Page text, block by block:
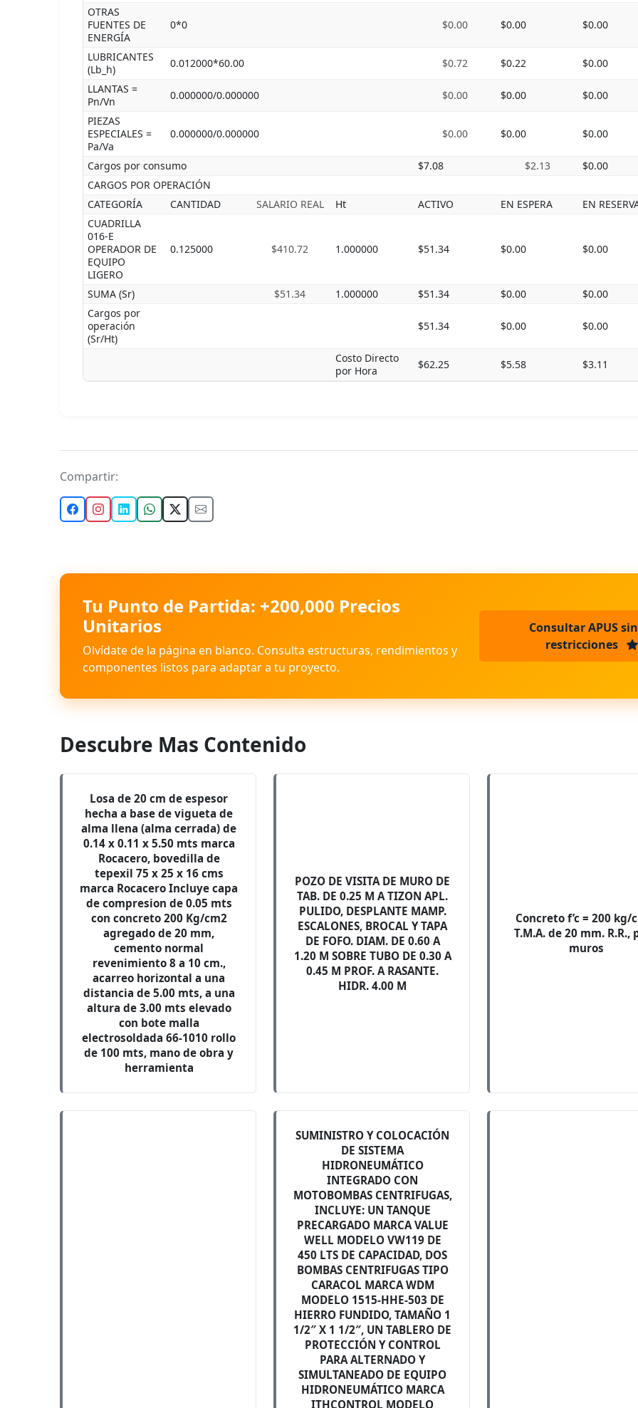
OTRAS
FUENTES DE
ENERGÍA
0*0 $0.00 $0.00 $0.00
LUBRICANTES
(Lb_h)
0.012000*60.00 $0.72 $0.22
$0.00
LLANTAS =
Pn/Vn
0.000000/0.000000 $0.00 $0.00
$0.00
PIEZAS
ESPECIALES =
Pa/Va
0.000000/0.000000 $0.00 $0.00 $0.00
Cargos por consumo $7.08 $2.13
$0.00
CARGOS POR OPERACIÓN
CATEGORÍA
CANTIDAD SALARIO REAL Ht ACTIVO EN ESPERA
EN
CUADRILLA
016-E
OPERADOR DE
EQUIPO
LIGERO
0.125000 $410.72 1.000000 $51.34 $0.00 $0.00
SUMA (Sr) $51.34 1.000000 $51.34 $0.00
$0.00
Cargos por
operación
(Sr/Ht)
$51.34 $0.00 $0.00
Costo Directo
por Hora
$62.25 $5.58 $3.11
Compartir:
Tu Punto de Partida: +200,000 Precios
Unitarios
Olvídate de la página en blanco. Consulta estructuras, rendimientos y
componentes listos para adaptar a tu proyecto.
Consultar APUS sin
restricciones
Descubre Mas Contenido
Losa de 20 cm de espesor
hecha a base de vigueta de
alma llena (alma cerrada) de
0.14 x 0.11 x 5.50 mts marca
Rocacero, bovedilla de
tepexil 75 x 25 x 16 cms
marca Rocacero Incluye capa
de compresion de 0.05 mts
con concreto 200 Kg/cm2
agregado de 20 mm,
cemento normal
revenimiento 8 a 10 cm.,
acarreo horizontal a una
distancia de 5.00 mts, a una
altura de 3.00 mts elevado
con bote malla
electrosoldada 66-1010 rollo
de 100 mts, mano de obra y
herramienta
POZO DE VISITA DE MURO DE
TAB. DE 0.25 M A TIZON APL.
PULIDO, DESPLANTE MAMP.
ESCALONES, BROCAL Y TAPA
DE FOFO. DIAM. DE 0.60 A
1.20 M SOBRE TUBO DE 0.30 A
0.45 M PROF. A RASANTE.
HIDR. 4.00 M
Concreto f’c = 200 kg/
T.M.A. de 20 mm. R.R.,
muros
SUMINISTRO Y COLOCACIÓN
DE SISTEMA
HIDRONEUMÁTICO
INTEGRADO CON
MOTOBOMBAS CENTRIFUGAS,
INCLUYE: UN TANQUE
PRECARGADO MARCA VALUE
WELL MODELO VW119 DE
450 LTS DE CAPACIDAD, DOS
BOMBAS CENTRIFUGAS TIPO
CARACOL MARCA WDM
MODELO 1515-HHE-503 DE
HIERRO FUNDIDO, TAMAÑO 1
1/2″ X 1 1/2″, UN TABLERO DE
PROTECCIÓN Y CONTROL
PARA ALTERNADO Y
SIMULTANEADO DE EQUIPO
HIDRONEUMÁTICO MARCA
ITHCONTROL MODELO